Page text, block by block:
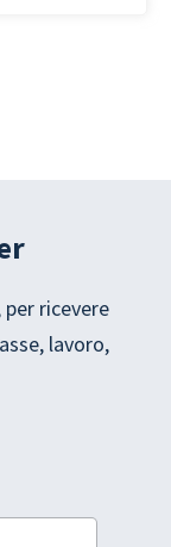
per ricevere
lavoro,